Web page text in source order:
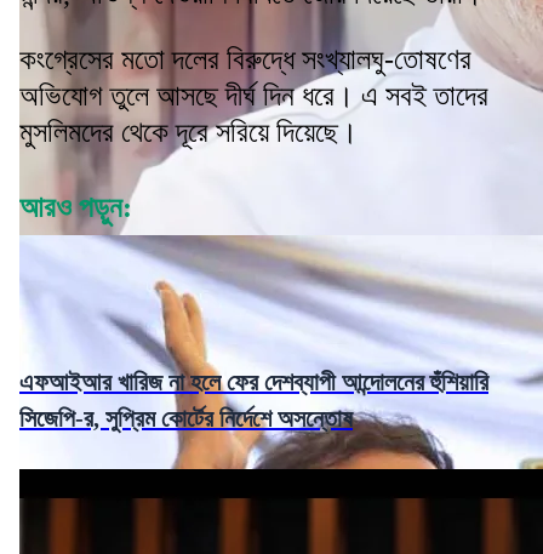
কংগ্রেসের মতো দলের বিরুদ্ধে সংখ্যালঘু-তোষণের
অভিযোগ তুলে আসছে দীর্ঘ দিন ধরে। এ সবই তাদের
মুসলিমদের থেকে দূরে সরিয়ে দিয়েছে।
আরও পড়ুন:
এফআইআর খারিজ না হলে ফের দেশব্যাপী আন্দোলনের হুঁশিয়ারি
সিজেপি-র, সুপ্রিম কোর্টের নির্দেশে অসন্তোষ